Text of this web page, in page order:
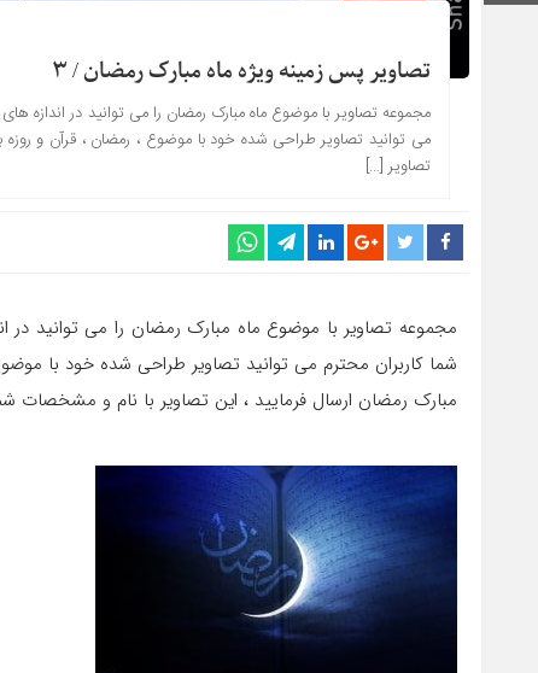
تصاویر پس زمینه ویژه ماه مبارک رمضان / ۳
مجموعه تصاویر با موضوع ماه مبارک رمضان را می توانید در اندازه
می توانید تصاویر طراحی شده خود با موضوع ، رمضان ، قرآن و
تصاویر […]
مجموعه تصاویر با موضوع ماه مبارک رمضان را می توانید در
شما کاربران محترم می توانید تصاویر طراحی شده خود با
مبارک رمضان ارسال فرمایید ، این تصاویر با نام و